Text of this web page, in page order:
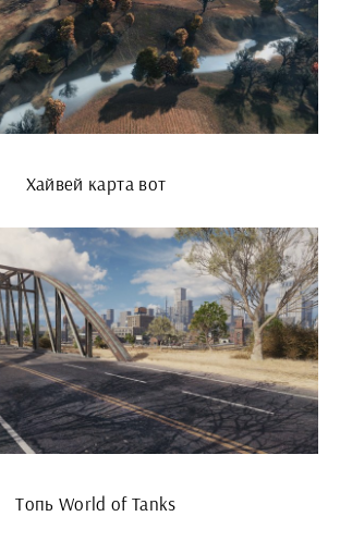
Хайвей карта вот
Топь World of Tanks